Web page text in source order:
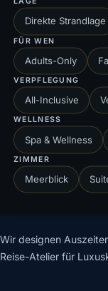
Direkte Strandlage
FÜR WEN
Adults-Only
VERPFLEGUNG
All-Inclusive
WELLNESS
Spa & Wellness
ZIMMER
Meerblick
Diese Auswahl an
was Ihnen
Haus, das
Reisedesign
Wir designen
Reise-Atelier für